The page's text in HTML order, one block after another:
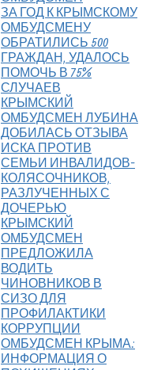
ЗА ГОД К КРЫМСКОМУ
ОМБУДСМЕНУ
ОБРАТИЛИСЬ 500
ГРАЖДАН, УДАЛОСЬ
ПОМОЧЬ В 75%
СЛУЧАЕВ
КРЫМСКИЙ
ОМБУДСМЕН ЛУБИНА
ДОБИЛАСЬ ОТЗЫВА
ИСКА ПРОТИВ
СЕМЬИ ИНВАЛИДОВ-
КОЛЯСОЧНИКОВ,
РАЗЛУЧЕННЫХ С
ДОЧЕРЬЮ
КРЫМСКИЙ
ОМБУДСМЕН
ПРЕДЛОЖИЛА
ВОДИТЬ
ЧИНОВНИКОВ В
СИЗО ДЛЯ
ПРОФИЛАКТИКИ
КОРРУПЦИИ
ОМБУДСМЕН КРЫМА:
ИНФОРМАЦИЯ О